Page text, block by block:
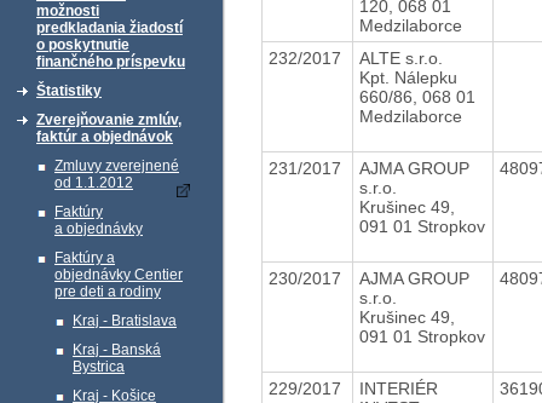
možnosti
predkladania žiadostí
o poskytnutie
finančného príspevku
Štatistiky
Zverejňovanie zmlúv,
faktúr a objednávok
Zmluvy zverejnené
od 1.1.2012
Faktúry
a objednávky
Faktúry a
objednávky Centier
pre deti a rodiny
Kraj - Bratislava
Kraj - Banská
Bystrica
Kraj - Košice
120, 068 01
Medzilaborce
232/2017
ALTE s.r.o.
Kpt. Nálepku
660/86, 068 01
Medzilaborce
231/2017
AJMA GROUP
s.r.o.
Krušinec 49,
091 01 Stropkov
230/2017
AJMA GROUP
s.r.o.
Krušinec 49,
091 01 Stropkov
229/2017
INTERIÉR